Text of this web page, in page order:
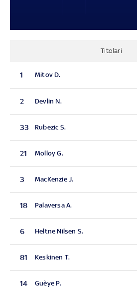
Titolari
1 Mitov D.
2 Devlin N.
33 Rubezic S.
21 Molloy G.
3 MacKenzie J.
18 Palaversa A.
6 Heltne Nilsen S.
81 Keskinen T.
14 Guèye P.